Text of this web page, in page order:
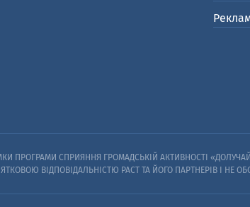
ПРОГРАМИ СПРИЯННЯ ГРОМАДСЬКІЙ АКТИВНОСТІ
ВІДПОВІДАЛЬНІСТЮ PACT ТА ЙОГО ПАРТНЕРІВ I